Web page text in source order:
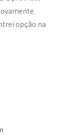
opção na